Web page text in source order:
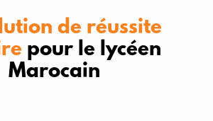
de réussite
pour le lycéen
Marocain